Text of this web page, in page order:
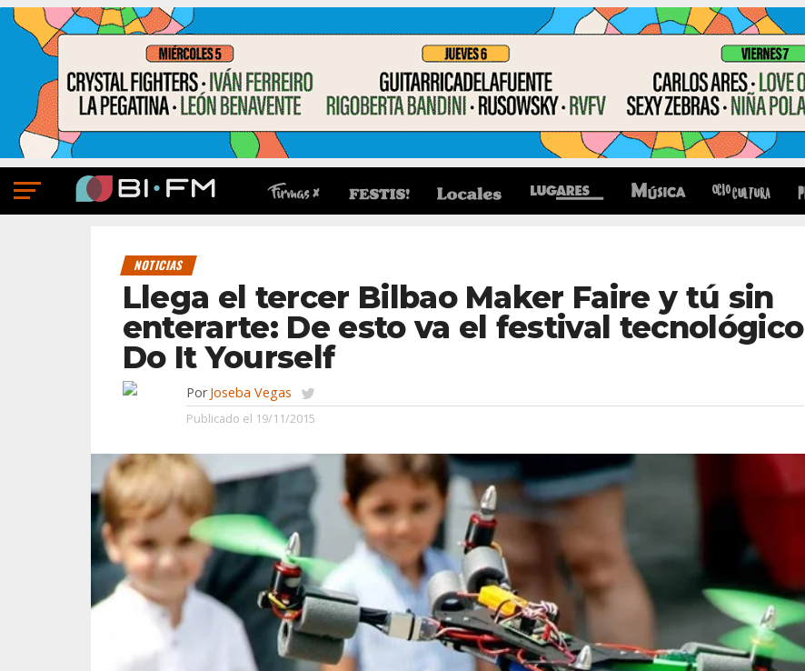
NOTICIAS
Llega el tercer Bilbao Maker Faire y tú sin
enterarte: De esto va el festival tecnológico
Do It Yourself
Por Joseba Vegas
Publicado el 19/11/2015